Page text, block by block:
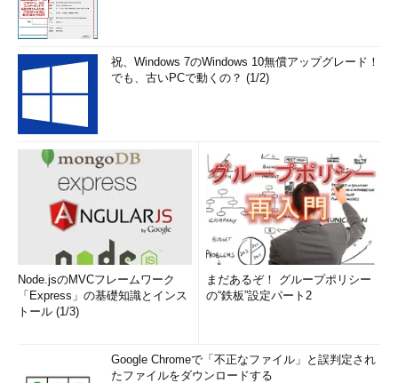
祝、Windows 7のWindows 10無償アップグレード！
でも、古いPCで動くの？ (1/2)
Node.jsのMVCフレームワーク
「Express」の基礎知識とインス
トール (1/3)
まだあるぞ！ グループポリシー
の“鉄板”設定パート2
Google Chromeで「不正なファイル」と誤判定され
たファイルをダウンロードする